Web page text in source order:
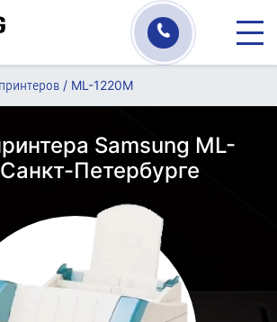
/ ML-1220M
Samsung ML-
Петербурге